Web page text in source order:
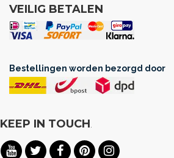
VEILIG BETALEN
Bestellingen worden bezorgd door
KEEP IN TOUCH